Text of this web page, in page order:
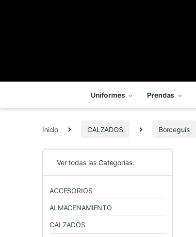
Uniformes Prendas
Inicio CALZADOS Borceguís
Ver todas las Categorías:
ACCESORIOS
ALMACENAMIENTO
CALZADOS